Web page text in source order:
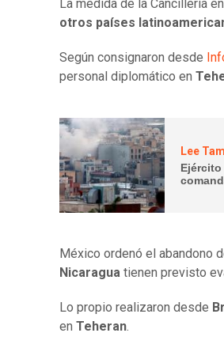
La medida de la Cancillería
otros países
Según consignaron desde
personal diplomático en
Lee
México ordenó el abandono
Nicaragua tienen previsto
Lo propio realizaron desde
en Teheran.